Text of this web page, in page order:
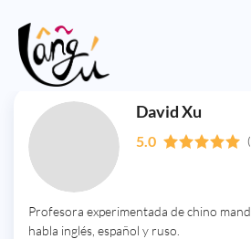
David Xu
5.0
Profesora experimentada de chino
habla inglés, español y ruso.